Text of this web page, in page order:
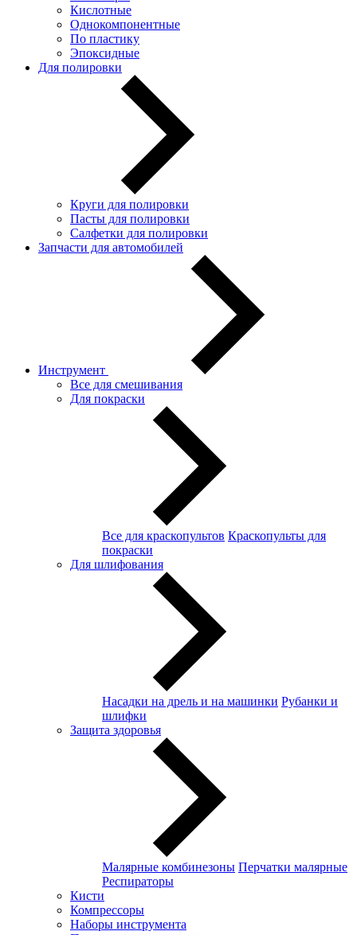
Кислотные
Однокомпонентные
По пластику
Эпоксидные
Для полировки
Круги для полировки
Пасты для полировки
Салфетки для полировки
Запчасти для автомобилей
Инструмент
Все для смешивания
Для покраски
Все для краскопультов Краскопульты для
покраски
Для шлифования
Насадки на дрель и на машинки Рубанки и
шлифки
Защита здоровья
Малярные комбинезоны Перчатки малярные
Респираторы
Кисти
Компрессоры
Наборы инструмента